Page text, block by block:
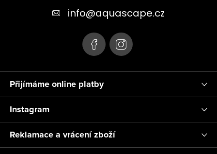
Přijímáme online platby
info@aquascape.cz
Instagram
Reklamace a vrácení zboží